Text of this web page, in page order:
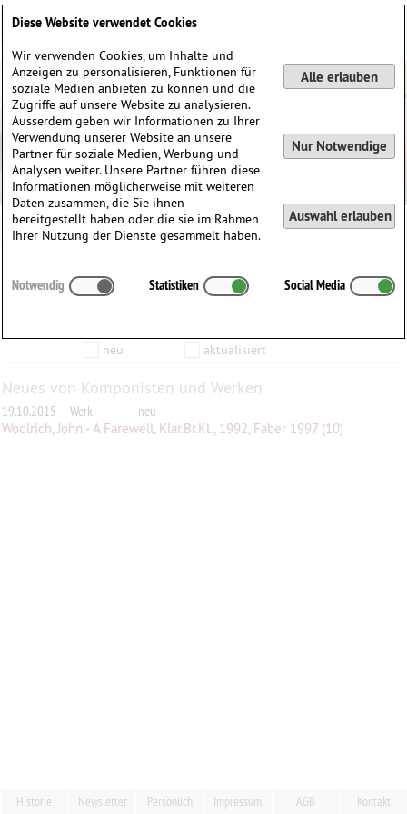
aktualisiert wurden…
Anzeigen
neu
aktualisiert
Neues von Komponisten und Werken
19.10.2015 Werk
neu
Woolrich, John - A Farewell, Klar.Br.Kl., 1992, Faber 1997 (10)
Historie Newsletter Persönlich Impressum AGB Kontakt
Diese Website verwendet Cookies
Wir verwenden Cookies, um Inhalte und
Anzeigen zu personalisieren, Funktionen für
soziale Medien anbieten zu können und die
Zugriffe auf unsere Website zu analysieren.
Ausserdem geben wir Informationen zu Ihrer
Verwendung unserer Website an unsere
Partner für soziale Medien, Werbung und
Analysen weiter. Unsere Partner führen diese
Informationen möglicherweise mit weiteren
Daten zusammen, die Sie ihnen
bereitgestellt haben oder die sie im Rahmen
Ihrer Nutzung der Dienste gesammelt haben.
Alle erlauben
Nur Notwendige
Auswahl erlauben
Notwendig Statistiken Social Media